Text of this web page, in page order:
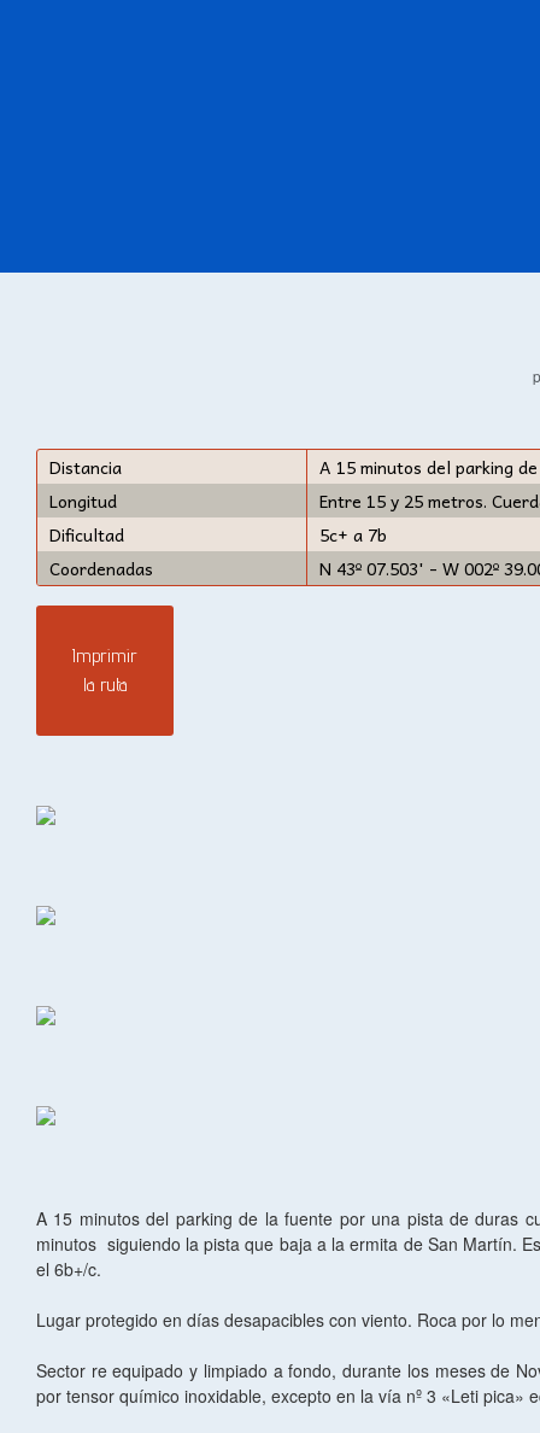
Distancia
A 15 minutos del parking
Longitud
Entre 15 y 25 metros.
Dificultad
5c+ a 7b
Coordenadas
N 43º 07.503' - W 002º
Imprimir
la ruta
A 15 minutos del parking de la fuente por una pista de duras
minutos siguiendo la pista que baja a la ermita de San Martín.
el 6b+/c.
Lugar protegido en días desapacibles con viento. Roca por lo
Sector re equipado y limpiado a fondo, durante los meses de
por tensor químico inoxidable, excepto en la vía nº 3 «Leti